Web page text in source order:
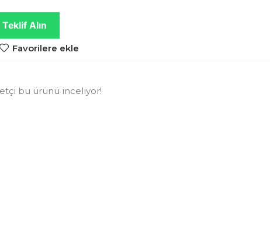
Alın
Favorilere ekle
bu ürünü inceliyor!